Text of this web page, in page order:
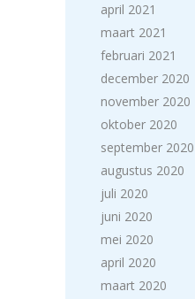
april 2021
maart 2021
februari 2021
december 2020
november 2020
oktober 2020
september 2020
augustus 2020
juli 2020
juni 2020
mei 2020
april 2020
maart 2020